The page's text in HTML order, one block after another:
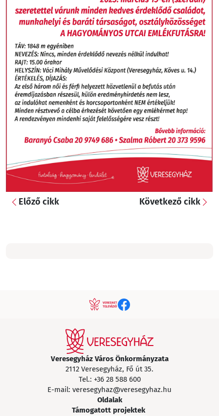
Előző cikk Következő cikk
Veresegyház Város Önkormányzata
2112 Veresegyház, Fő út 35.
Tel.: +36 28 588 600
E-mail: veresegyhaz@veresegyhaz.hu
Oldalak
Támogatott projektek